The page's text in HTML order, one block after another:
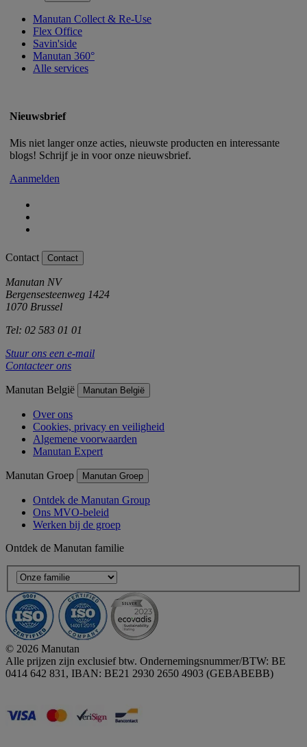
Manutan Collect & Re-Use
Flex Office
Savin'side
Manutan 360°
Alle services
Nieuwsbrief
Mis niet langer onze acties, nieuwste producten en interessante
blogs! Schrijf je in voor onze nieuwsbrief.
Aanmelden
Contact Contact
Manutan NV
Bergensesteenweg 1424
1070 Brussel
Tel: 02 583 01 01
Stuur ons een e-mail
Contacteer ons
Manutan België Manutan België
Over ons
Cookies, privacy en veiligheid
Algemene voorwaarden
Manutan Expert
Manutan Groep Manutan Groep
Ontdek de Manutan Group
Ons MVO-beleid
Werken bij de groep
Ontdek de Manutan familie
© 2026 Manutan
Alle prijzen zijn exclusief btw. Ondernemingsnummer/BTW: BE
0414 642 831, IBAN: BE21 2930 2650 4903 (GEBABEBB)